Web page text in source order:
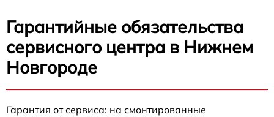
Гарантийные обязательства
сервисного центра в Нижнем
Новгороде
Гарантия от сервиса: на смонтированные